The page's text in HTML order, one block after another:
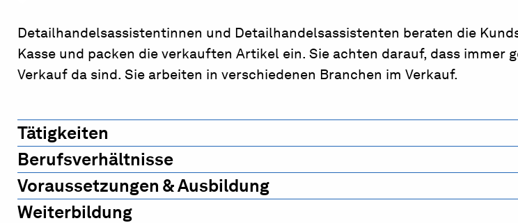
Detailhandelsassistentinnen und Detailhandelsassistenten beraten die
Kasse und packen die verkauften Artikel ein. Sie achten darauf, dass immer
Verkauf da sind. Sie arbeiten in verschiedenen Branchen im Verkauf.
Tätigkeiten
Berufsverhältnisse
Voraussetzungen & Ausbildung
Weiterbildung